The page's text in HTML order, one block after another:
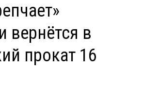
вернётся в
прокат 16